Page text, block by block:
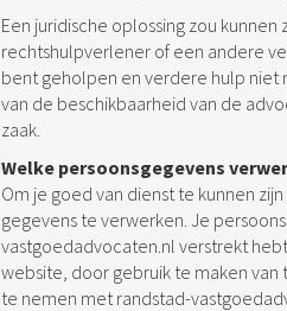
Een juridische oplossing zou
rechtshulpverlener of een andere
bent geholpen en verdere hulp niet
van de beschikbaarheid van de
zaak.
Welke persoonsgegevens
Om je goed van dienst te kunnen
gegevens te verwerken. Je
vastgoedadvocaten.nl verstrekt
website, door gebruik te maken
te nemen met randstad-